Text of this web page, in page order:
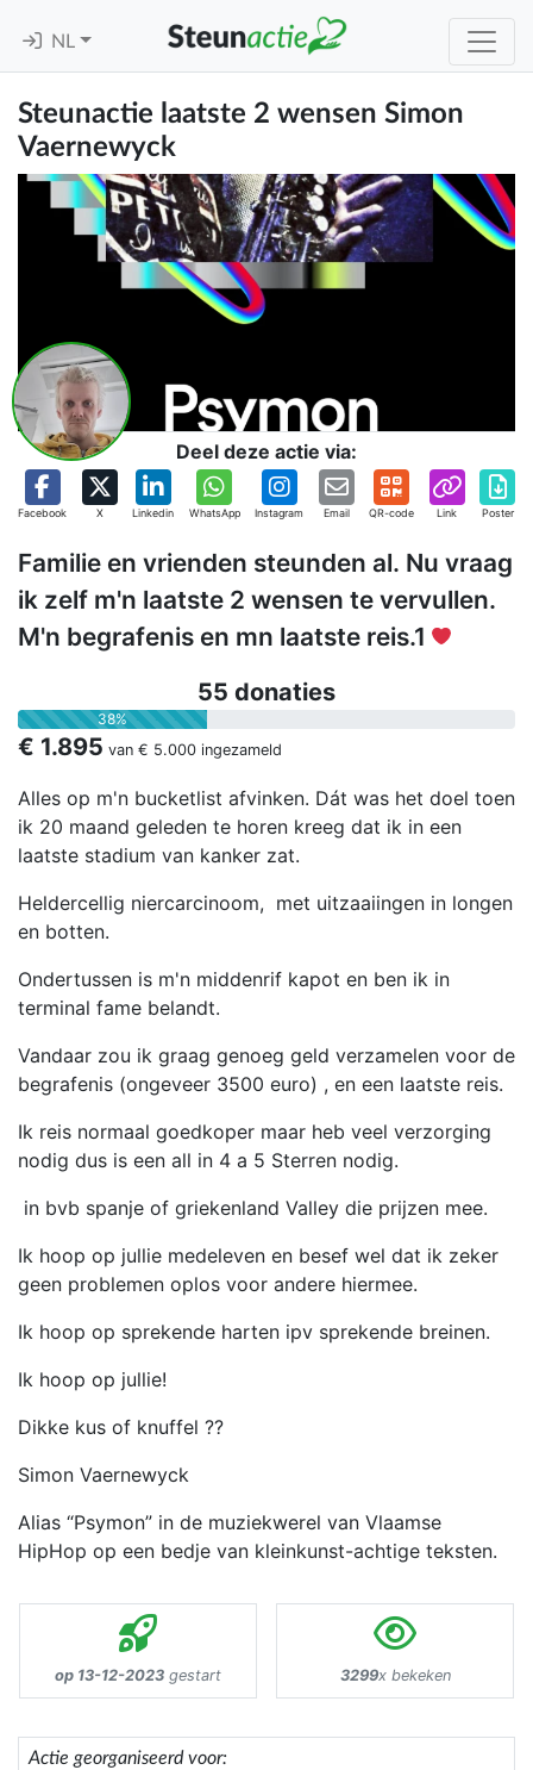
NL
Steunactie laatste 2 wensen Simon
Vaernewyck
Deel deze actie via:
Facebook X Linkedin WhatsApp Instagram Email QR-code Link Poster
Familie en vrienden steunden al. Nu vraag
ik zelf m'n laatste 2 wensen te vervullen.
M'n begrafenis en mn laatste reis.1
55 donaties
38%
€ 1.895 van € 5.000 ingezameld
Alles op m'n bucketlist afvinken. Dát was het doel toen
ik 20 maand geleden te horen kreeg dat ik in een
laatste stadium van kanker zat.
Heldercellig niercarcinoom, met uitzaaiingen in longen
en botten.
Ondertussen is m'n middenrif kapot en ben ik in
terminal fame belandt.
Vandaar zou ik graag genoeg geld verzamelen voor de
begrafenis (ongeveer 3500 euro) , en een laatste reis.
Ik reis normaal goedkoper maar heb veel verzorging
nodig dus is een all in 4 a 5 Sterren nodig.
in bvb spanje of griekenland Valley die prijzen mee.
Ik hoop op jullie medeleven en besef wel dat ik zeker
geen problemen oplos voor andere hiermee.
Ik hoop op sprekende harten ipv sprekende breinen.
Ik hoop op jullie!
Dikke kus of knuffel ??
Simon Vaernewyck
Alias “Psymon” in de muziekwerel van Vlaamse
HipHop op een bedje van kleinkunst-achtige teksten.
op 13-12-2023 gestart 3299x bekeken
Actie georganiseerd voor: